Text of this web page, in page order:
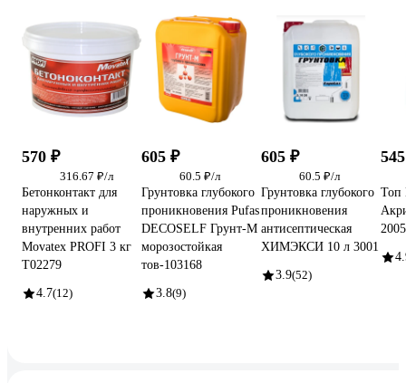
570 ₽
316.67 ₽/л
Бетонконтакт для
наружных и
внутренних работ
Movatex PROFI 3 кг
Т02279
4.7(12)
605 ₽
60.5 ₽/л
Грунтовка глубокого
проникновения Pufas
DЕCOSELF Грунт-М
морозостойкая
тов-103168
3.8(9)
605 ₽
60.5 ₽/л
Грунтовка глубокого
проникновения
антисептическая
ХИМЭКСИ 10 л 3001
3.9(52)
Топ